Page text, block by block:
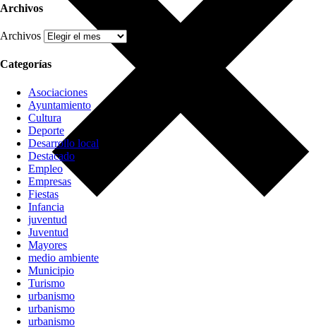
Archivos
Archivos
Categorías
Asociaciones
Ayuntamiento
Cultura
Deporte
Desarrollo local
Destacado
Empleo
Empresas
Fiestas
Infancia
juventud
Juventud
Mayores
medio ambiente
Municipio
Turismo
urbanismo
urbanismo
urbanismo